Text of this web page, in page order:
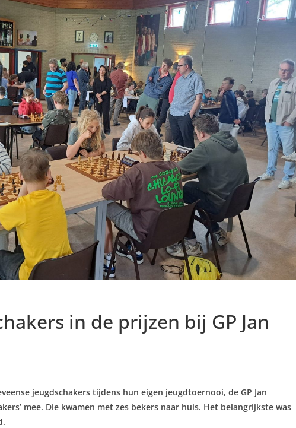
in de prijzen bij GP Jan
jeugdschakers tijdens hun eigen jeugdtoernooi, de GP Jan
mee. Die kwamen met zes bekers naar huis. Het belangrijkste was